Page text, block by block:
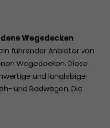
Wegedecken
führender Anbieter von
Wegedecken. Diese
und langlebige
und Radwegen. Die